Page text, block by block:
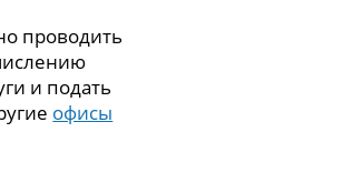
проводить
и подать
офисы